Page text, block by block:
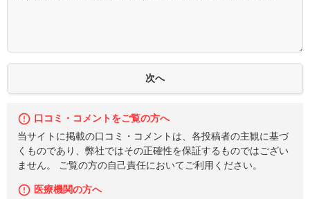
口コミ・コメントをご覧の方へ
当サイトに掲載の口コミ・コメントは、各投稿者の主観に基づ
くものであり、弊社ではその正確性を保証するものではござい
ません。 ご覧の方の自己責任においてご利用ください。
医療機関の方へ